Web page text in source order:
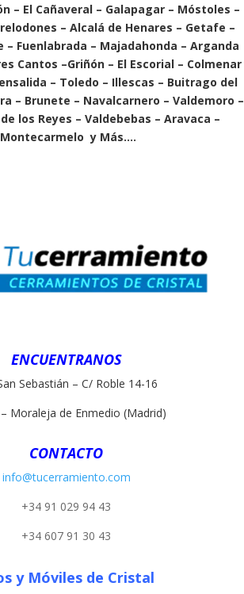
– El Cañaveral – Galapagar – Móstoles –
– Alcalá de Henares – Getafe –
– Fuenlabrada – Majadahonda – Arganda
Cantos –Griñón– El Escorial– Colmenar
– Toledo – Illescas – Buitrago del
– Brunete – Navalcarnero – Valdemoro –
los Reyes – Valdebebas – Aravaca –
Montecarmelo y Más….
ENCUENTRANOS
Sebastián – C/ Roble 14-16
Moraleja de Enmedio (Madrid)
CONTACTO
info@tucerramiento.com
+34 91 029 94 43
+34 607 91 30 43
y Móviles de Cristal